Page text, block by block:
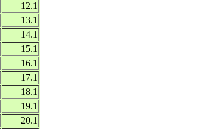
12.1
13.1
14.1
15.1
16.1
17.1
18.1
19.1
20.1